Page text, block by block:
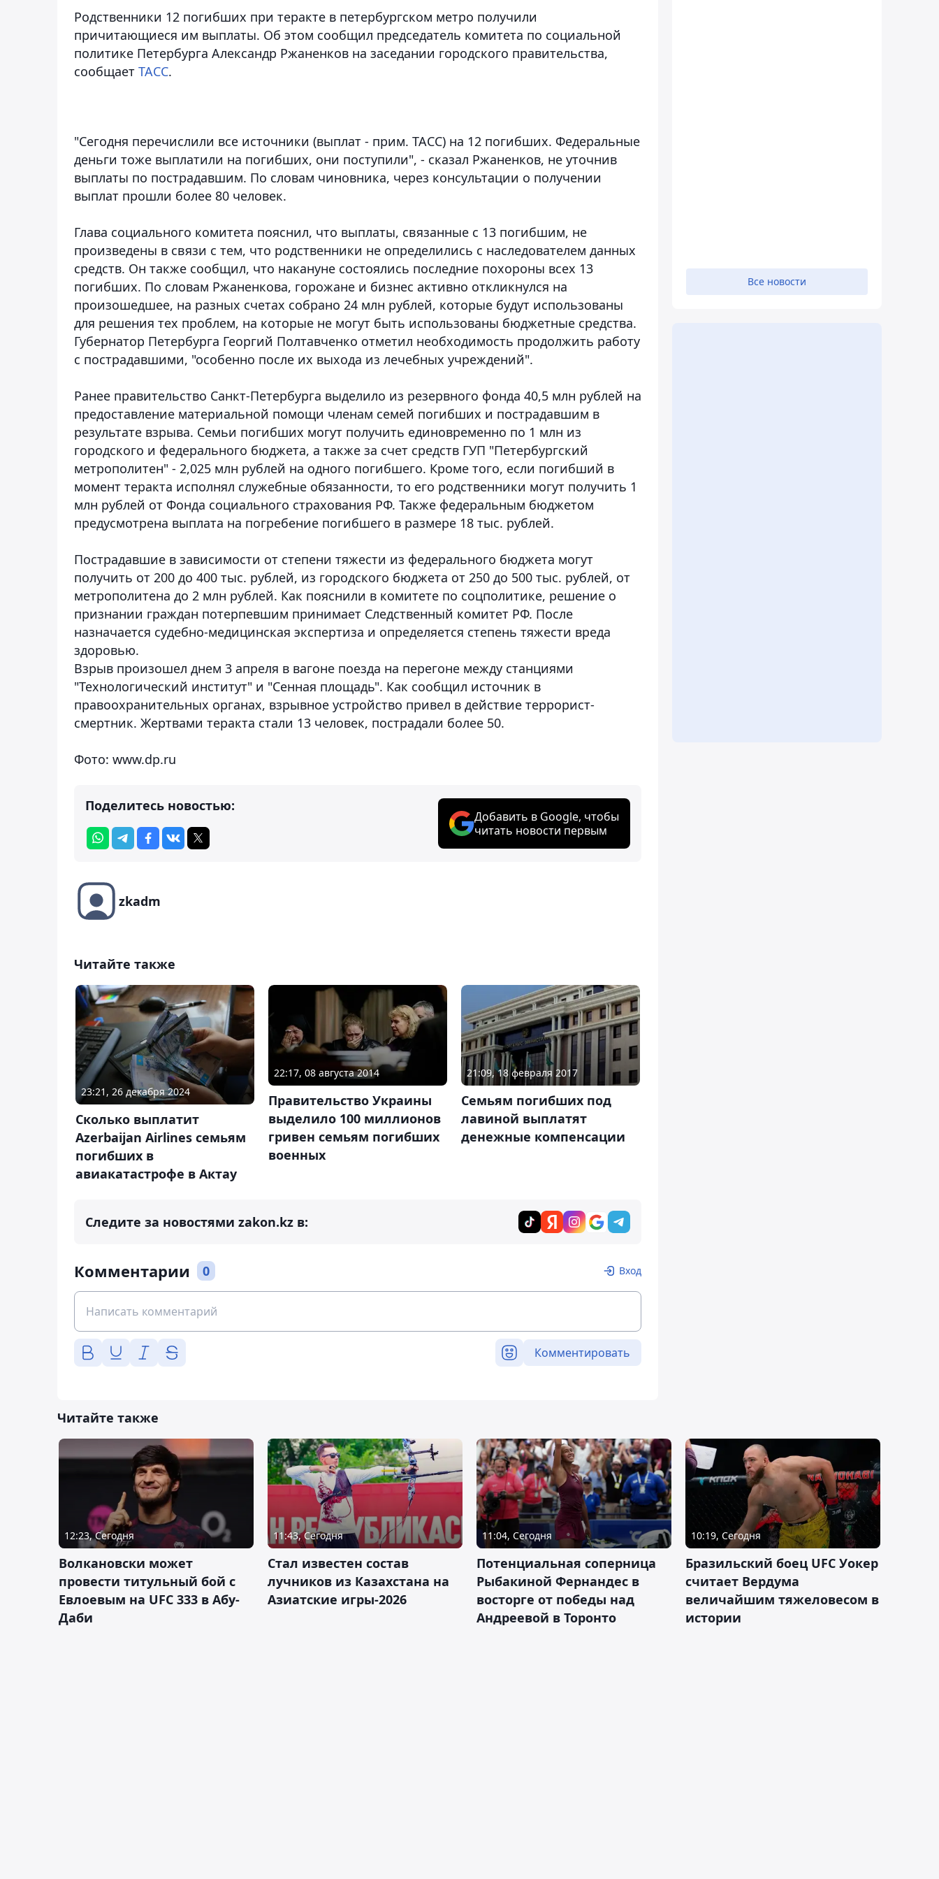
Родственники 12 погибших при теракте в петербургском метро получили
причитающиеся им выплаты. Об этом сообщил председатель комитета по социальной
политике Петербурга Александр Ржаненков на заседании городского правительства,
сообщает ТАСС.
"Сегодня перечислили все источники (выплат - прим. ТАСС) на 12 погибших. Федеральные
деньги тоже выплатили на погибших, они поступили", - сказал Ржаненков, не уточнив
выплаты по пострадавшим. По словам чиновника, через консультации о получении
выплат прошли более 80 человек.
Глава социального комитета пояснил, что выплаты, связанные с 13 погибшим, не
произведены в связи с тем, что родственники не определились с наследователем данных
средств. Он также сообщил, что накануне состоялись последние похороны всех 13
погибших. По словам Ржаненкова, горожане и бизнес активно откликнулся на
произошедшее, на разных счетах собрано 24 млн рублей, которые будут использованы
для решения тех проблем, на которые не могут быть использованы бюджетные средства.
Губернатор Петербурга Георгий Полтавченко отметил необходимость продолжить работу
с пострадавшими, "особенно после их выхода из лечебных учреждений".
Ранее правительство Санкт-Петербурга выделило из резервного фонда 40,5 млн рублей на
предоставление материальной помощи членам семей погибших и пострадавшим в
результате взрыва. Семьи погибших могут получить единовременно по 1 млн из
городского и федерального бюджета, а также за счет средств ГУП "Петербургский
метрополитен" - 2,025 млн рублей на одного погибшего. Кроме того, если погибший в
момент теракта исполнял служебные обязанности, то его родственники могут получить 1
млн рублей от Фонда социального страхования РФ. Также федеральным бюджетом
предусмотрена выплата на погребение погибшего в размере 18 тыс. рублей.
Пострадавшие в зависимости от степени тяжести из федерального бюджета могут
получить от 200 до 400 тыс. рублей, из городского бюджета от 250 до 500 тыс. рублей, от
метрополитена до 2 млн рублей. Как пояснили в комитете по соцполитике, решение о
признании граждан потерпевшим принимает Следственный комитет РФ. После
назначается судебно-медицинская экспертиза и определяется степень тяжести вреда
здоровью.
Взрыв произошел днем 3 апреля в вагоне поезда на перегоне между станциями
"Технологический институт" и "Сенная площадь". Как сообщил источник в
правоохранительных органах, взрывное устройство привел в действие террорист-
смертник. Жертвами теракта стали 13 человек, пострадали более 50.
Фото: www.dp.ru
Поделитесь новостью:
Добавить в Google, чтобы
читать новости первым
zkadm
Читайте также
23:21, 26 декабря 2024
Сколько выплатит
Azerbaijan Airlines семьям
погибших в
авиакатастрофе в Актау
22:17, 08 августа 2014
Правительство Украины
выделило 100 миллионов
гривен семьям погибших
военных
21:09, 18 февраля 2017
Семьям погибших под
лавиной выплатят
денежные компенсации
Следите за новостями zakon.kz в:
Комментарии 0 Вход
Комментировать
Все новости
Читайте также
12:23, Сегодня
Волкановски может
провести титульный бой с
Евлоевым на UFC 333 в Абу-
Даби
11:43, Сегодня
Стал известен состав
лучников из Казахстана на
Азиатские игры-2026
11:04, Сегодня
Потенциальная соперница
Рыбакиной Фернандес в
восторге от победы над
Андреевой в Торонто
10:19, Сегодня
Бразильский боец UFC Уокер
считает Вердума
величайшим тяжеловесом в
истории